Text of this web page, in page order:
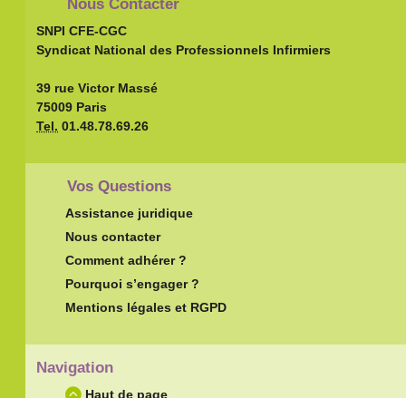
Nous Contacter
SNPI CFE-CGC
Syndicat National des Professionnels Infirmiers
39 rue Victor Massé
75009 Paris
Tel. 01.48.78.69.26
Vos Questions
Assistance juridique
Nous contacter
Comment adhérer ?
Pourquoi s’engager ?
Mentions légales et RGPD
Navigation
Haut de page